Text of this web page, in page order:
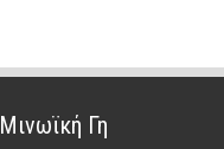
Μινωϊκή Γη